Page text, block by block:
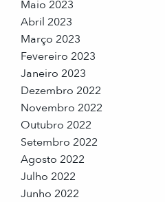
Maio 2023
Abril 2023
Março 2023
Fevereiro 2023
Janeiro 2023
Dezembro 2022
Novembro 2022
Outubro 2022
Setembro 2022
Agosto 2022
Julho 2022
Junho 2022